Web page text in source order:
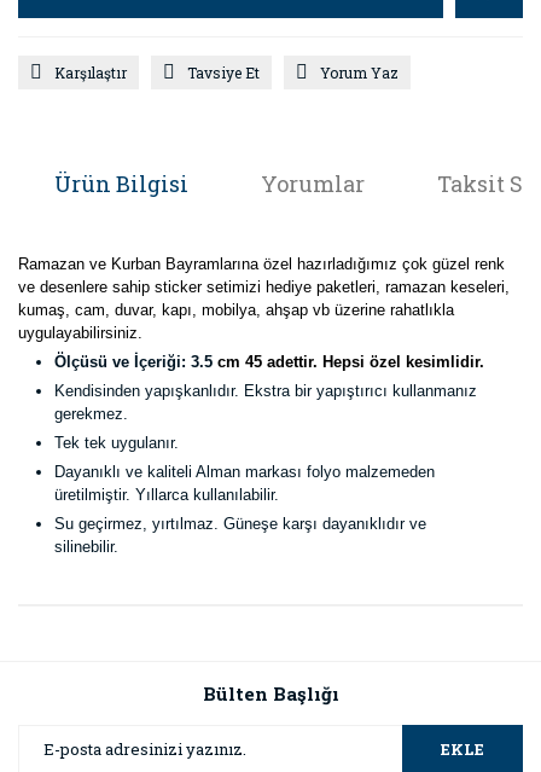
Karşılaştır Tavsiye Et Yorum Yaz
Ürün Bilgisi Yorumlar Taksit
Ramazan ve Kurban Bayramlarına özel hazırladığımız çok güzel renk
ve desenlere sahip sticker setimizi hediye paketleri, ramazan keseleri,
kumaş, cam, duvar, kapı, mobilya, ahşap vb üzerine rahatlıkla
uygulayabilirsiniz.
Ölçüsü ve İçeriği: 3.5 cm 45 adettir. Hepsi özel kesimlidir.
Kendisinden yapışkanlıdır. Ekstra bir yapıştırıcı kullanmanız
gerekmez.
Tek tek uygulanır.
Dayanıklı ve kaliteli Alman markası folyo malzemeden
üretilmiştir. Yıllarca kullanılabilir.
Su geçirmez, yırtılmaz. Güneşe karşı dayanıklıdır ve
silinebilir.
Görüş ve önerileriniz için teşekkür ederiz.
Ürün resmi kalitesiz, bozuk veya görüntülenemiyor.
Bülten Başlığı
EKLE